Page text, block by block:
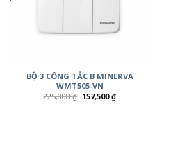
BỘ 3 CÔNG TẮC B MINERVA
WMT505-VN
225,000₫ 157,500₫